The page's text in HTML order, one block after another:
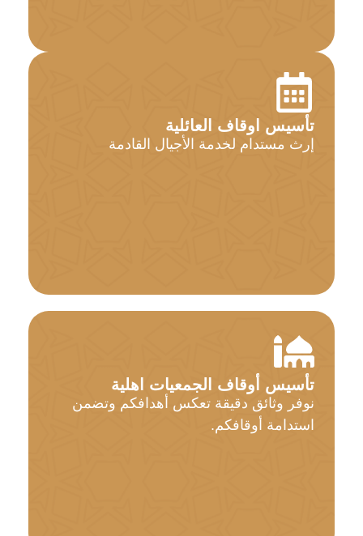
تأسيس اوقاف العائلية
إرث مستدام لخدمة الأجيال القادمة
تأسيس أوقاف الجمعيات اهلية
نوفر وثائق دقيقة تعكس أهدافكم وتضمن
استدامة أوقافكم.